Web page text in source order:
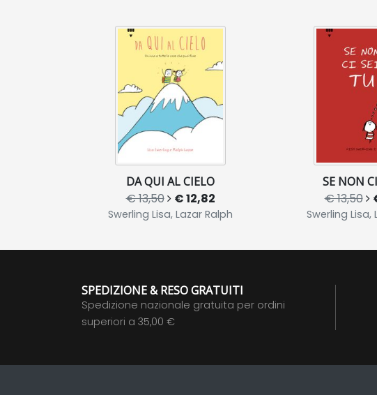
DA QUI AL CIELO
€ 13,50 € 12,82
Swerling Lisa, Lazar Ralph
SE NON
€ 13,50
Swerling Lisa,
SPEDIZIONE & RESO GRATUITI
Spedizione nazionale gratuita per ordini
superiori a 35,00 €